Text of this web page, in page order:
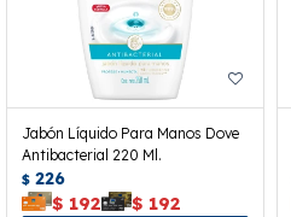
Jabón Líquido Para Manos Dove
Antibacterial 220 Ml.
$ 226
$ 192 $ 192